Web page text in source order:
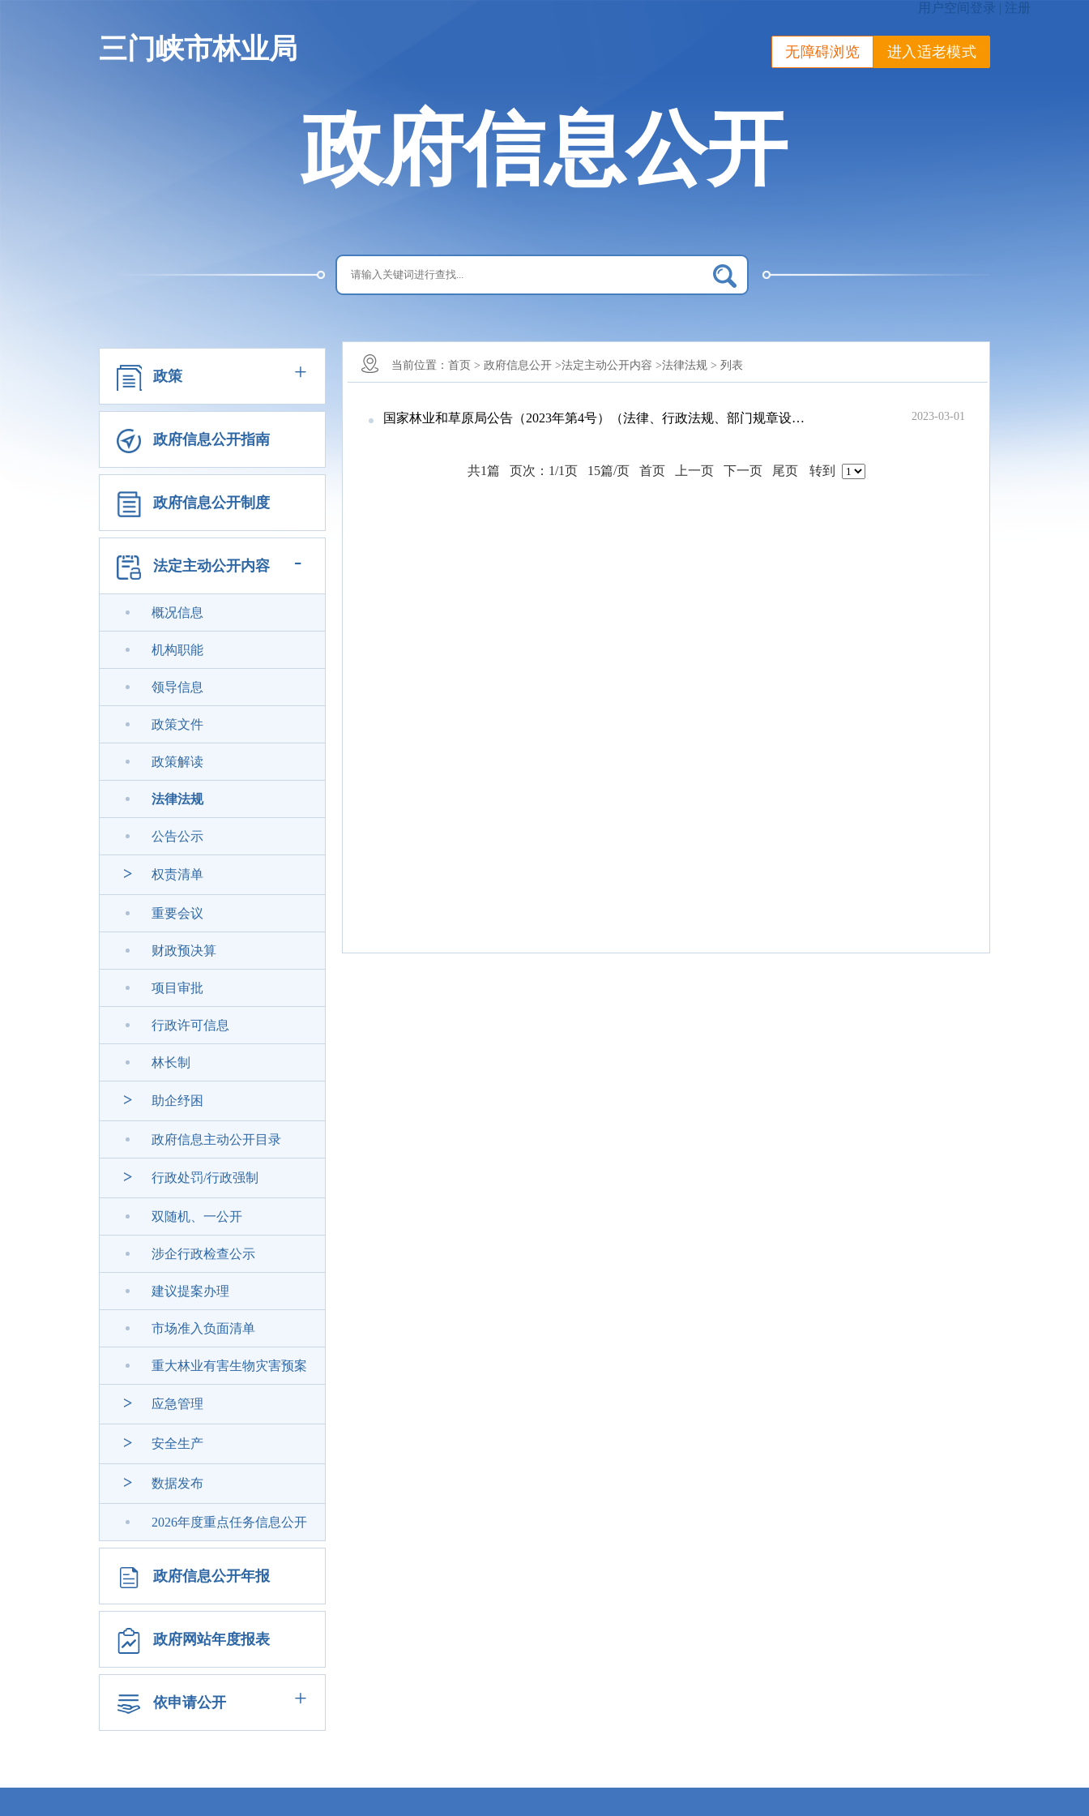
三门峡市林业局 无障碍浏览 进入适老模式
政府信息公开
政策 +
政府信息公开指南
政府信息公开制度
法定主动公开内容 -
概况信息
机构职能
领导信息
政策文件
政策解读
法律法规
公告公示
> 权责清单
重要会议
财政预决算
项目审批
行政许可信息
林长制
> 助企纾困
政府信息主动公开目录
> 行政处罚/行政强制
双随机、一公开
涉企行政检查公示
建议提案办理
市场准入负面清单
重大林业有害生物灾害预案
> 应急管理
> 安全生产
> 数据发布
2026年度重点任务信息公开
政府信息公开年报
政府网站年度报表
依申请公开 +
当前位置： 首页 > 政府信息公开 >法定主动公开内容 >法律法规 > 列表
国家林业和草原局公告（2023年第4号）（法律、行政法规、部门规章设定的林草行业证明事项清单（2023年版）） 2023-03-01
共1篇 页次：1/1页 15篇/页 首页 上一页 下一页 尾页 转到